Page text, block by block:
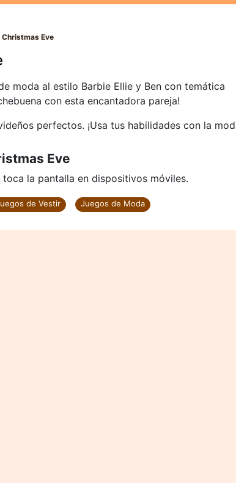
Christmas Eve
moda al estilo Barbie Ellie y Ben con temática
con esta encantadora pareja!
perfectos. ¡Usa tus habilidades con la
Eve
la pantalla en dispositivos móviles.
de Vestir Juegos de Moda